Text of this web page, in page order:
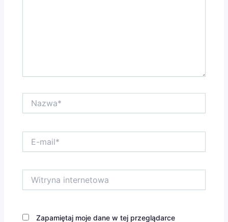
mail*
internetowa
Zapamiętaj moje dane w tej przeglądarce